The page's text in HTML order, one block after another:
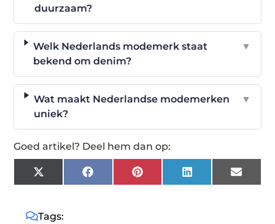
duurzaam?
Welk Nederlands modemerk staat
bekend om denim?
▼
Wat maakt Nederlandse modemerken
uniek?
▼
Goed artikel? Deel hem dan op:
X
(Twitter)
FacebookPinterestLinkedIn Email
Tags: